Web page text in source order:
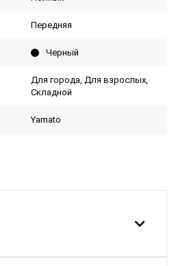
Передняя
Черный
Для города, Для взрослых,
Складной
Yamato